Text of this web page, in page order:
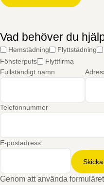
Vad behöver du
Hemstädning Flyttstädning
Fönsterputs
Flyttfirma
Fullständigt namn
Telefonnummer
E-postadress
Genom att använda